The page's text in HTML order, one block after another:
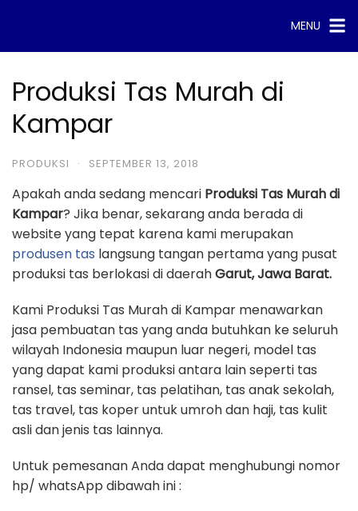
content
MENU
Produksi Tas Murah di
Kampar
PRODUKSI · SEPTEMBER 13, 2018
Apakah anda sedang mencari Produksi Tas Murah di
Kampar? Jika benar, sekarang anda berada di
website yang tepat karena kami merupakan
produsen tas langsung tangan pertama yang pusat
produksi tas berlokasi di daerahGarut, Jawa Barat.
Kami Produksi Tas Murah di Kampar menawarkan
jasa pembuatan tas yang anda butuhkan ke seluruh
wilayah Indonesia maupun luar negeri, model tas
yang dapat kami produksi antara lain seperti tas
ransel, tas seminar, tas pelatihan, tas anak sekolah,
tas travel, tas koper untuk umroh dan haji, tas kulit
asli dan jenis tas lainnya.
Untuk pemesanan Anda dapat menghubungi nomor
hp/ whatsApp dibawah ini :